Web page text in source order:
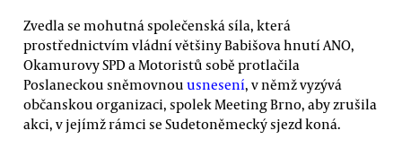
Zvedla se mohutná společenská síla, která
prostřednictvím vládní většiny Babišova hnutí ANO,
Okamurovy SPD a Motoristů sobě protlačila
Poslaneckou sněmovnou usnesení, v němž vyzývá
občanskou organizaci, spolek Meeting Brno, aby zrušila
akci, v jejímž rámci se Sudetoněmecký sjezd koná.